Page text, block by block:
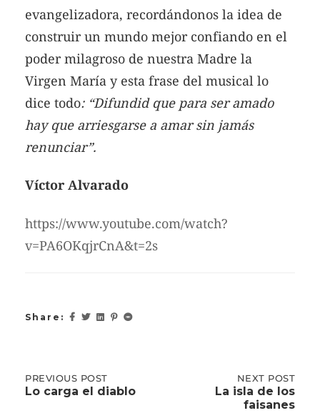
evangelizadora, recordándonos la idea de
construir un mundo mejor confiando en el
poder milagroso de nuestra Madre la
Virgen María y esta frase del musical lo
dice todo: “Difundid que para ser amado
hay que arriesgarse a amar sin jamás
renunciar”.
Víctor Alvarado
https://www.youtube.com/watch?
v=PA6OKqjrCnA&t=2s
Share:
Post
PREVIOUS
POST:
PREVIOUS POST
Lo carga el diablo
NEXT POST
La isla de los
faisanes